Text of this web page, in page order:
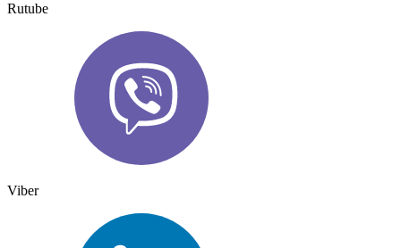
Rutube
Viber